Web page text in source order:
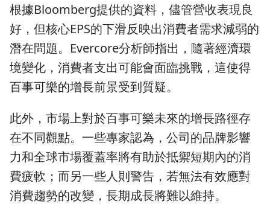
根據Bloomberg提供的資料，儘管營收表現良
好，但核心EPS的下滑反映出消費者需求減弱的
潛在問題。Evercore分析師指出，隨著經濟環
境變化，消費者支出可能會面臨挑戰，這使得
百事可樂的增長前景受到質疑。
此外，市場上對於百事可樂未來的增長路徑存
在不同觀點。一些專家認為，公司的品牌影響
力和全球市場覆蓋率將有助於抵禦短期內的消
費疲軟；而另一些人則警告，若無法有效應對
消費趨勢的改變，長期成長將難以維持。